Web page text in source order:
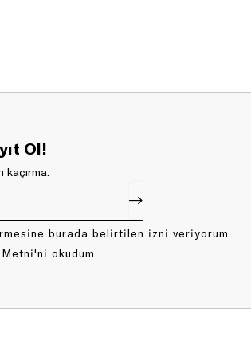
Ol!
kaçırma.
bu rada belirtilen izni veriyorum.
Metni'ni okudum.